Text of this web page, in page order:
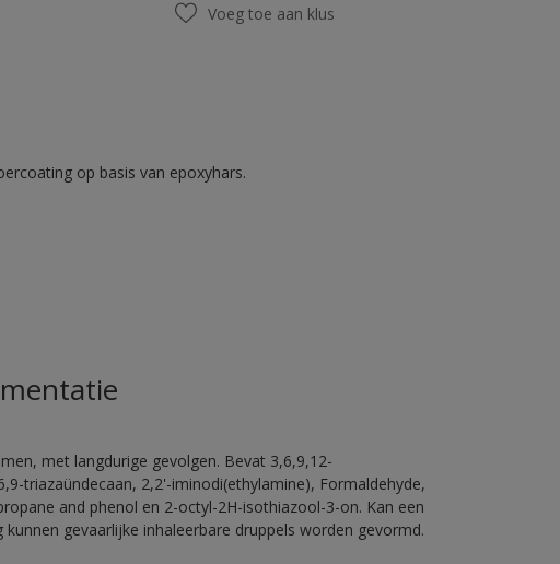
Voeg toe aan klus
op basis van epoxyhars.
met langdurige gevolgen. Bevat 3,6,9,12-
triazaündecaan, 2,2'-iminodi(ethylamine), Formaldehyde,
and phenol en 2-octyl-2H-isothiazool-3-on. Kan een
gevaarlijke inhaleerbare druppels worden gevormd.